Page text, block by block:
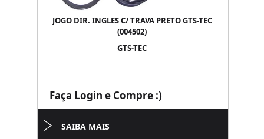
JOGO DIR. INGLES C/ TRAVA PRETO GTS-TEC
(004502)
GTS-TEC
Faça Login e Compre :)
SAIBA MAIS